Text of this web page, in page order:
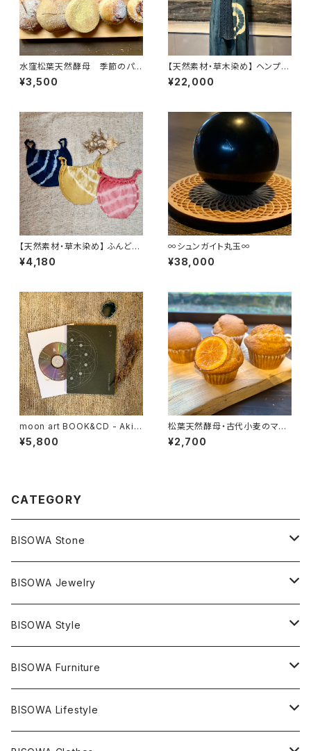
水窪松葉天然酵母 季節のパン
セット
¥3,500
【天然素材・草木染め】 ヘンプオ
ーガニックコットンリネンストー
ル
¥22,000
【天然素材・草木染め】 ふんどし
パンツ バンブー
¥4,180
∞シュンガイト丸玉∞
¥38,000
moon art BOOK&CD - Akira
Ikeda（CD）
¥5,800
松葉天然酵母・古代小麦のマフ
ィン【6個】
¥2,700
CATEGORY
BISOWA Stone
マスタークリスタル / 水晶
エレスチャル
ライトニング
石の種類別
アメジスト
アクアマリン
産地別
ヒマラヤ
ブラジル
BISOWA Jewelry
ネックレス／ペンダント
宇佐美聖子
絹麻 ~kenma~
ピアス
宇佐美聖子
Others
ブレスレット
BISOWA Style
ONE PIECE
ヘンプ
オーガニックコットン
PANTS
BISOWA Furniture
のるすく
BISOWA Lifestyle